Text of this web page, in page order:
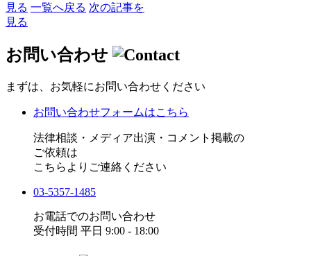
見る 一覧へ戻る 次の記事を
見る
お問い合わせ
まずは、お気軽にお問い合わせください
お問い合わせフォームはこちら
法律相談・メディア出演・コメント掲載の
ご依頼は
こちらよりご連絡ください
03-5357-1485
お電話でのお問い合わせ
受付時間 平日 9:00 - 18:00